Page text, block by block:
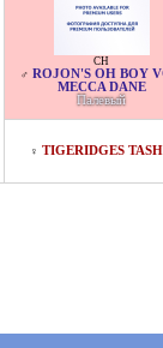
CH
♂ ROJON'S OH BOY
MECCA DANE
Палевый
♀ TIGERIDGES